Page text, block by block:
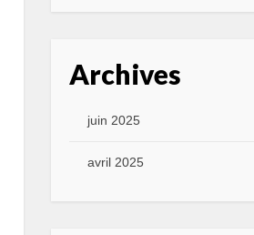
Archives
juin 2025
avril 2025